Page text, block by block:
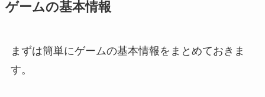
ゲームの基本情報
まずは簡単にゲームの基本情報をまとめておきま
す。